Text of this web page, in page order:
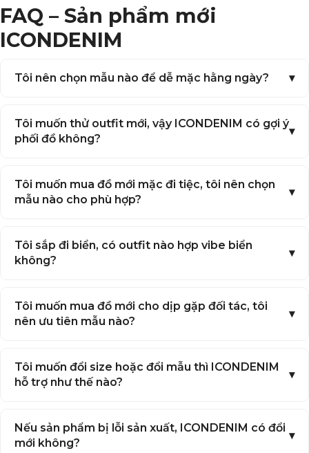
lưng cho đến balo, giày hay mắt kính
FAQ – Sản phẩm mới
ICONDENIM
Tôi nên chọn mẫu nào để dễ mặc hằng ngày?
Tôi muốn thử outfit mới, vậy ICONDENIM có gợi ý
phối đồ không?
Tôi muốn mua đồ mới mặc đi tiệc, tôi nên chọn
mẫu nào cho phù hợp?
Tôi sắp đi biển, có outfit nào hợp vibe biển
không?
Tôi muốn mua đồ mới cho dịp gặp đối tác, tôi
nên ưu tiên mẫu nào?
Tôi muốn đổi size hoặc đổi mẫu thì ICONDENIM
hỗ trợ như thế nào?
Nếu sản phẩm bị lỗi sản xuất, ICONDENIM có đổi
mới không?